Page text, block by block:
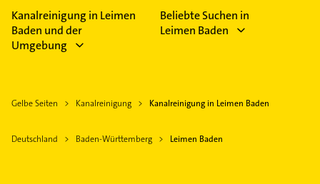
Feiertagen abweichen können.
Kanalreinigung in Leimen
Baden und der
Umgebung
Beliebte Suchen in
Leimen Baden
Gelbe Seiten Kanalreinigung Kanalreinigung in Leimen Baden
Deutschland Baden-Württemberg Leimen Baden